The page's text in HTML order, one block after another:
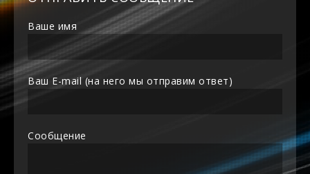
Ваше имя
Ваш E-mail (на него мы отправим ответ)
Сообщение